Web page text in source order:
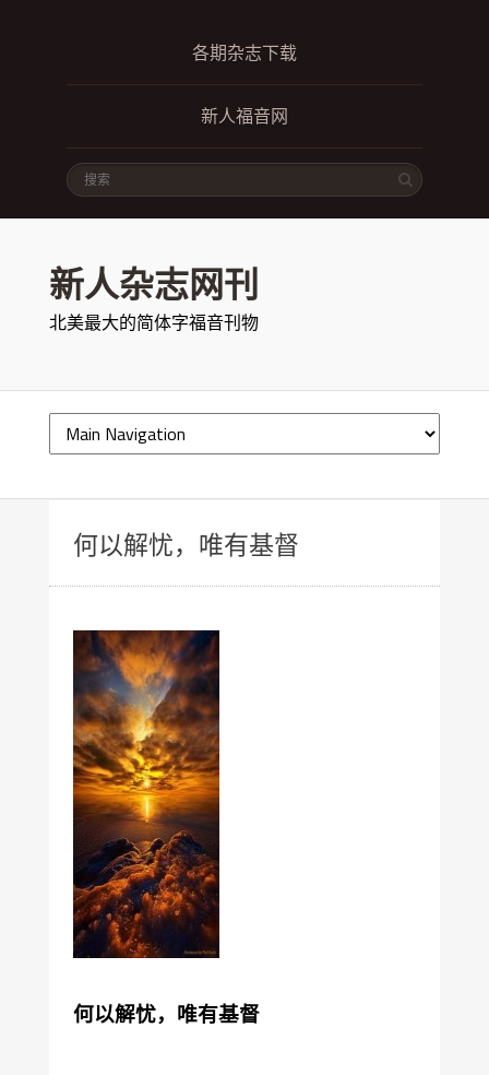
各期杂志下载
新人福音网
新人杂志网刊
北美最大的简体字福音刊物
何以解忧，唯有基督
何以解忧，唯有基督